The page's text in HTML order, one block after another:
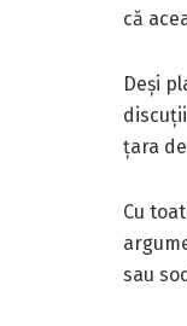
că
Deși
țara
Cu
sau